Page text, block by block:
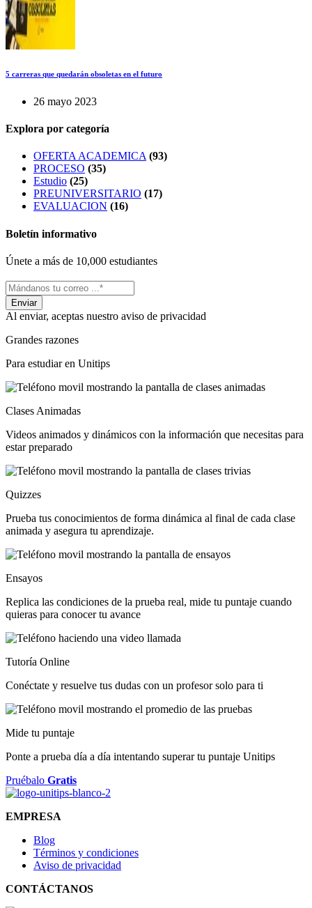
5 carreras que quedarán obsoletas en el futuro
26 mayo 2023
Explora por categoría
OFERTA ACADEMICA (93)
PROCESO (35)
Estudio (25)
PREUNIVERSITARIO (17)
EVALUACION (16)
Boletín informativo
Únete a más de 10,000 estudiantes
Al enviar, aceptas nuestro aviso de privacidad
Grandes razones
Para estudiar en Unitips
Clases Animadas
Videos animados y dinámicos con la información que necesitas para
estar preparado
Quizzes
Prueba tus conocimientos de forma dinámica al final de cada clase
animada y asegura tu aprendizaje.
Ensayos
Replica las condiciones de la prueba real, mide tu puntaje cuando
quieras para conocer tu avance
Tutoría Online
Conéctate y resuelve tus dudas con un profesor solo para ti
Mide tu puntaje
Ponte a prueba día a día intentando superar tu puntaje Unitips
Pruébalo Gratis
EMPRESA
Blog
Términos y condiciones
Aviso de privacidad
CONTÁCTANOS